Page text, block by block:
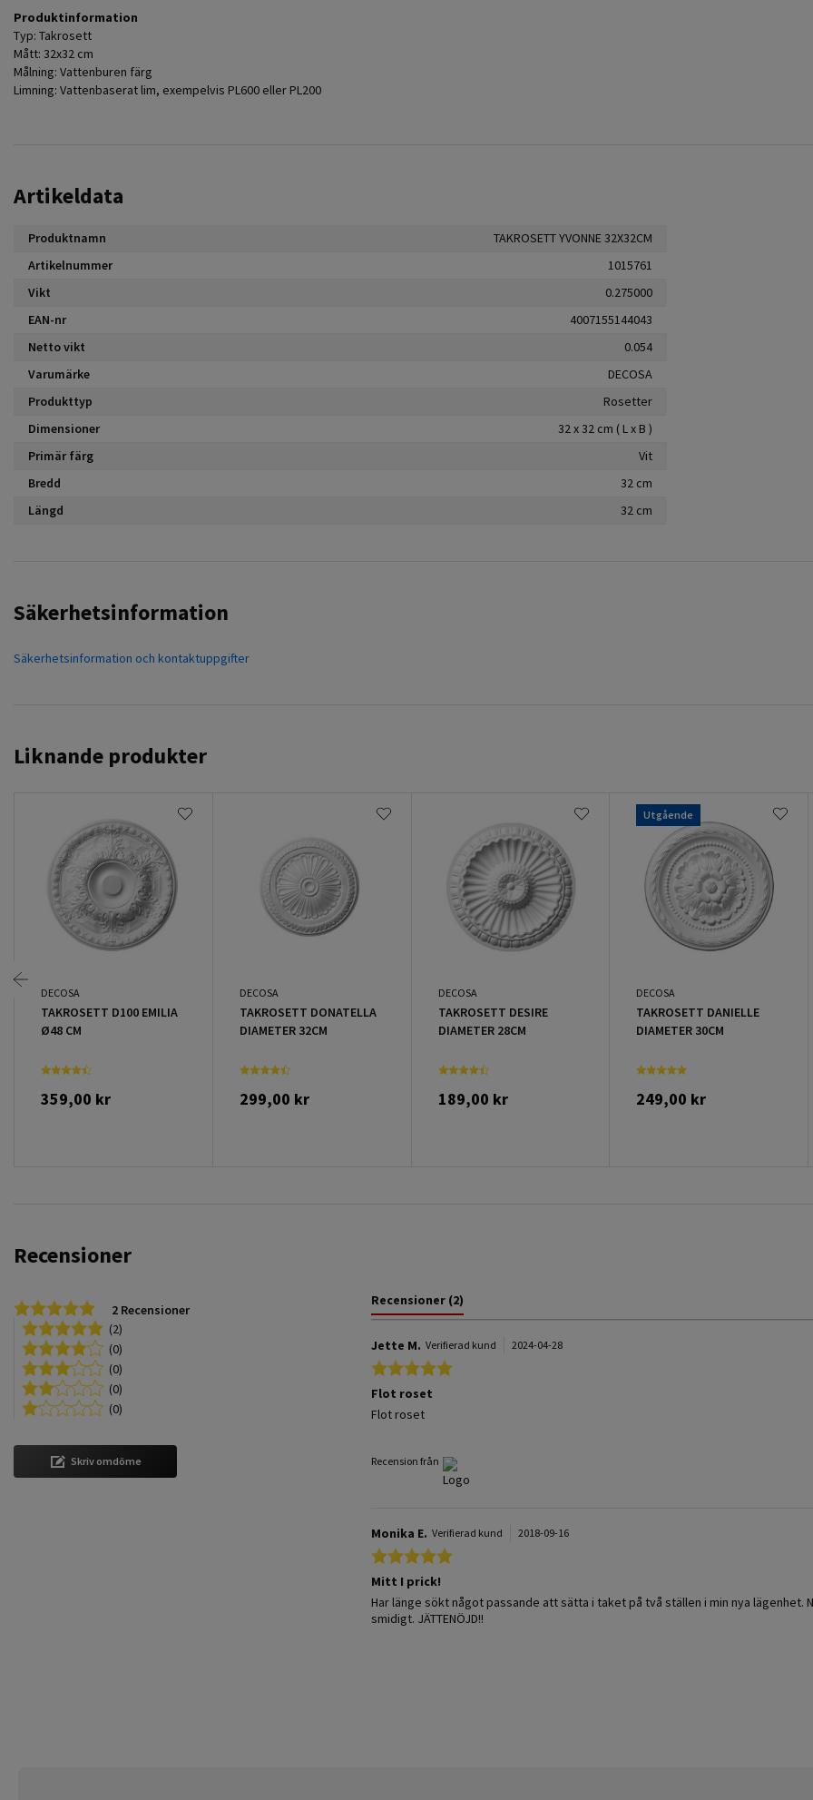
Produktinformation
Typ: Takrosett
Mått: 32x32 cm
Målning: Vattenburen färg
Limning: Vattenbaserat lim, exempelvis PL600 eller PL200
Artikeldata
Produktnamn
TAKROSETT YVONNE 32X32CM
Artikelnummer
1015761
Vikt
0.275000
EAN-nr
4007155144043
Netto vikt
0.054
Varumärke
DECOSA
Produkttyp
Rosetter
Dimensioner
32 x 32 cm ( L x B )
Primär färg
Vit
Bredd
32 cm
Längd
32 cm
Säkerhetsinformation
Säkerhetsinformation och kontaktuppgifter
Liknande produkter
DECOSA
TAKROSETT D100 EMILIA
Ø48 CM
359,00 kr
DECOSA
TAKROSETT DONATELLA
DIAMETER 32CM
299,00 kr
DECOSA
TAKROSETT DESIRE
DIAMETER 28CM
189,00 kr
Utgående
DECOSA
TAKROSETT DANIELLE
DIAMETER 30CM
249,00 kr
Recensioner
5.0 star rating
2 Recensioner
(2)
(0)
(0)
(0)
(0)
Skriv omdöme
Recensioner (2)
Jette M. Verifierad kund
5.0 star rating
2024-04-28
Flot roset
Review by Jette M. on 28 Apr 2024
review stating Flot roset
Flot roset
Recension från
Monika E. Verifierad kund
5.0 star rating
2018-09-16
Mitt I prick!
Review by Monika E. on 16 Sep 2018
review stating Mitt I prick!
Har länge sökt något passande att sätta i taket på två ställen i min nya
smidigt. JÄTTENÖJD!!